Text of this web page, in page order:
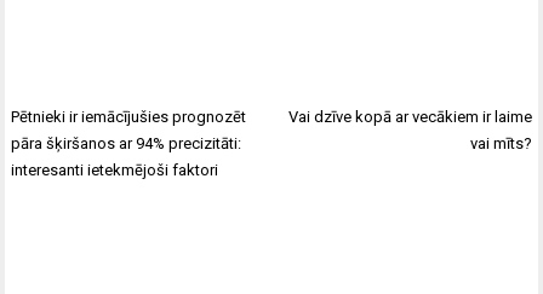
Pētnieki ir iemācījušies prognozēt
pāra šķiršanos ar 94% precizitāti:
interesanti ietekmējoši faktori
Vai dzīve kopā ar vecākiem ir laime
vai mīts?